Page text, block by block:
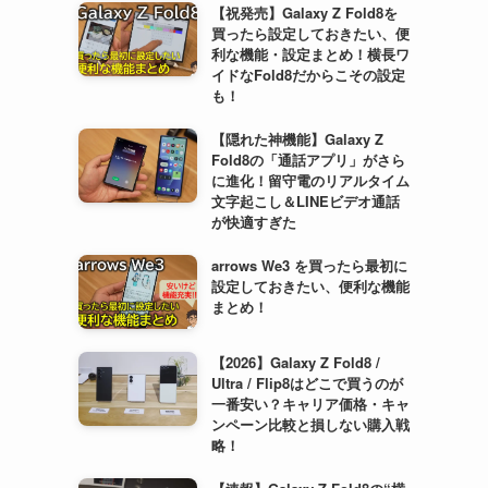
【祝発売】Galaxy Z Fold8を
買ったら設定しておきたい、便
利な機能・設定まとめ！横長ワ
イドなFold8だからこその設定
も！
【隠れた神機能】Galaxy Z
Fold8の「通話アプリ」がさら
に進化！留守電のリアルタイム
文字起こし＆LINEビデオ通話
が快適すぎた
arrows We3 を買ったら最初に
設定しておきたい、便利な機能
まとめ！
【2026】Galaxy Z Fold8 /
Ultra / Flip8はどこで買うのが
一番安い？キャリア価格・キャ
ンペーン比較と損しない購入戦
略！